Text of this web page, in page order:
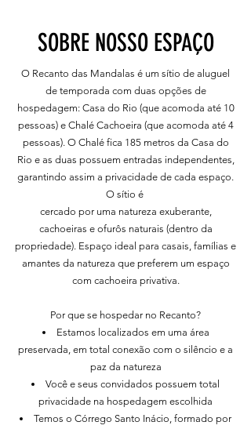
SOBRE NOSSO ESPAÇO
O Recanto das Mandalas é um sítio de aluguel
de temporada com duas opções de
hospedagem: Casa do Rio (que acomoda até 10
pessoas) e Chalé Cachoeira (que acomoda até 4
pessoas). O Chalé fica 185 metros da Casa do
Rio e as duas possuem entradas independentes,
garantindo assim a privacidade de cada espaço.
O sítio é
cercado por uma natureza exuberante,
cachoeiras e ofurôs naturais (dentro da
propriedade). Espaço ideal para casais, famílias e
amantes da natureza que preferem um espaço
com cachoeira privativa.
Por que se hospedar no Recanto?
Estamos localizados em uma área
preservada, em total conexão com o silêncio e a
paz da natureza
Você e seus convidados possuem total
privacidade na hospedagem escolhida
Temos o Córrego Santo Inácio, formado por